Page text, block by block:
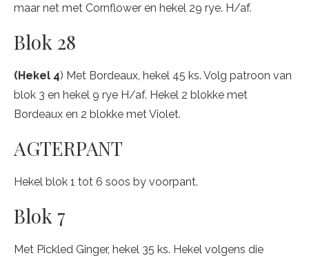
maar net met Cornflower en hekel 29 rye. H/af.
Blok 28
(Hekel 4) Met Bordeaux, hekel 45 ks. Volg patroon van
blok 3 en hekel 9 rye H/af. Hekel 2 blokke met
Bordeaux en 2 blokke met Violet.
AGTERPANT
Hekel blok 1 tot 6 soos by voorpant.
Blok 7
Met Pickled Ginger, hekel 35 ks. Hekel volgens die